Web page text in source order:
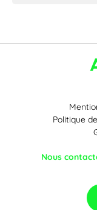
Politique
Nous